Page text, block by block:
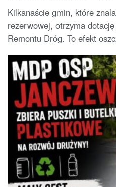
Kilkanaście gmin, które
rezerwowej, otrzyma
Remontu Dróg. To efekt